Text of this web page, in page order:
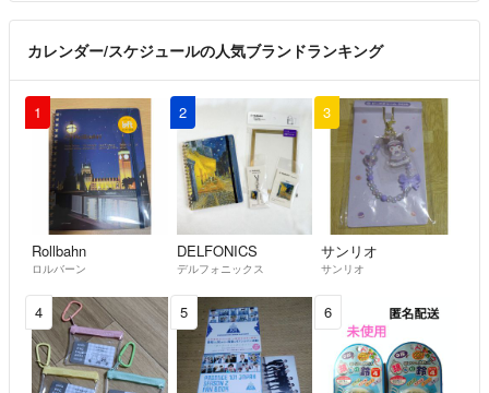
発送は平日のみとさせていただきます
喫煙者 ペットはいません
フルタイムで仕事をしている為 コメントが遅くなることがあります
ご了承ください
お互いが気持ち良くお取引できるよう心がけております どうぞ宜しく
お願い致します
カレンダー/スケジュールの人気ブランドランキング
1
Rollbahn
ロルバーン
2
DELFONICS
デルフォニックス
3
サンリオ
サンリオ
4 5 6